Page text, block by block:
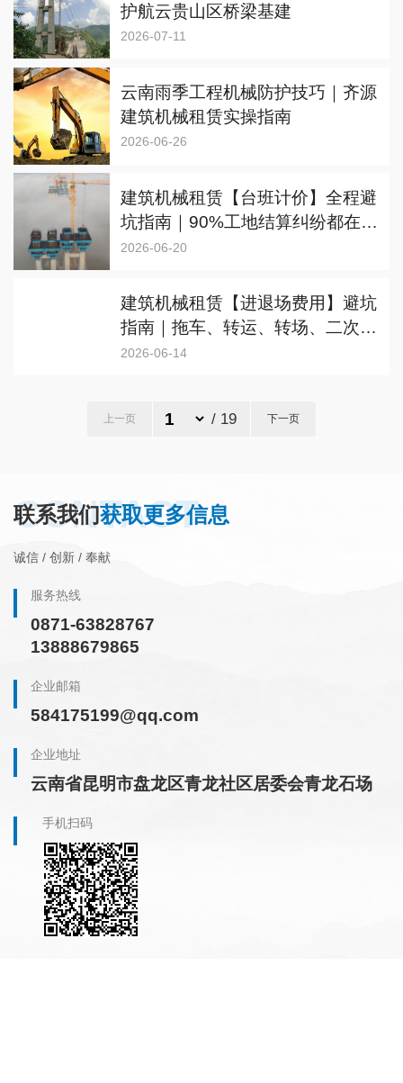
护航云贵山区桥梁基建
2026-07-11
云南雨季工程机械防护技巧｜齐源
建筑机械租赁实操指南
2026-06-26
建筑机械租赁【台班计价】全程避
坑指南｜90%工地结算纠纷都在这
里
2026-06-20
建筑机械租赁【进退场费用】避坑
指南｜拖车、转运、转场、二次进
场权责详解
2026-06-14
上一页 / 19 下一页
CONTACT
联系我们获取更多信息
诚信 / 创新 / 奉献
服务热线
0871-63828767
13888679865
企业邮箱
584175199@qq.com
企业地址
云南省昆明市盘龙区青龙社区居委会青龙石场
手机扫码